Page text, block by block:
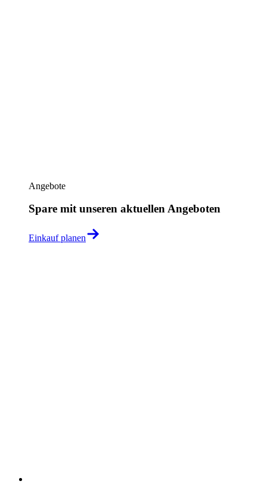
Angebote
Spare mit unseren aktuellen Angeboten
Einkauf planen